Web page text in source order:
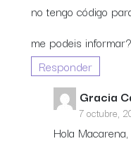
no tengo código
me podeis informar?
Responder
Gracia
7 octubre,
Hola Macarena,